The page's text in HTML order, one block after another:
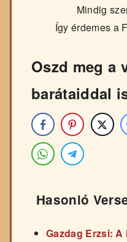
Mindig
Így érdemes a
Oszd meg a
barátaiddal
Hasonló
Gazdag Erzsi: